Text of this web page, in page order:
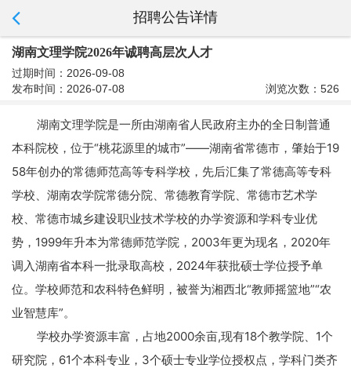
招聘公告详情
湖南文理学院2026年诚聘高层次人才
过期时间：2026-09-08
发布时间：2026-07-08
浏览次数：526
湖南文理学院是一所由湖南省人民政府主办的全日制普通
本科院校，位于“桃花源里的城市”——湖南省常德市，肇始于19
58年创办的常德师范高等专科学校，先后汇集了常德高等专科
学校、湖南农学院常德分院、常德教育学院、常德市艺术学
校、常德市城乡建设职业技术学校的办学资源和学科专业优
势， 1999年升本为常德师范学院， 2003年更为现名， 2020年
调入湖南省本科一批录取高校， 2024年获批硕士学位授予单
位。学校师范和农科特色鲜明，被誉为湘西北“教师摇篮地”“农
业智慧库”。
学校办学资源丰富，占地2000余亩,现有18个教学院、 1个
研究院， 61个本科专业， 3个硕士专业学位授权点，学科门类齐